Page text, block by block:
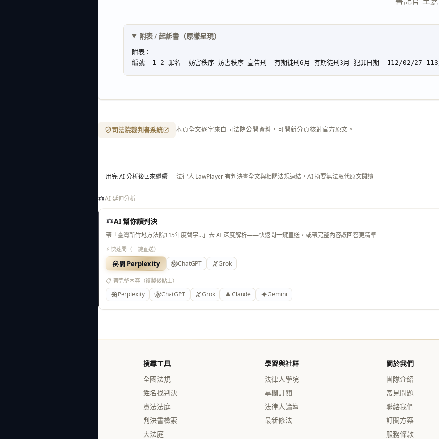
附表 / 起訴書（原樣呈現）
司法院裁判書系統 本頁全文逐字來自司法院公開資料，可開新分頁核對官方原文。
用完 AI 分析後回來繼續— 法律人 LawPlayer 有判決書全文與相關法規連結，AI 摘要無法取代原文閱讀
AI 延伸分析
AI 幫你讀判決
帶「臺灣新竹地方法院115年度聲字…」去 AI 深度解析——快速問一鍵直送，或帶完整內容讓回答更精準
⚡ 快速問（一鍵直送）
問 Perplexity ChatGPT Grok
📋 帶完整內容（複製後貼上）
Perplexity ChatGPT Grok Claude Gemini
搜尋工具
全國法規
姓名找判決
憲法法庭
判決書檢索
大法庭
學習與社群
法律人學院
專欄訂閱
法律人論壇
最新修法
關於我們
團隊介紹
常見問題
聯絡我們
訂閱方案
服務條款